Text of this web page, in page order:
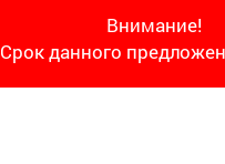
Внимание!
Срок данного